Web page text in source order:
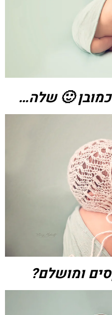
🙂 שלה…
ומושלם?